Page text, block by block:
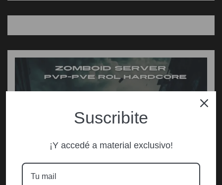
Suscribite
¡Y accedé a material exclusivo!